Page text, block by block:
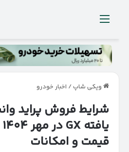
منو
ویکی شاپ/ اخبار خودرو
قیمت و امکانات